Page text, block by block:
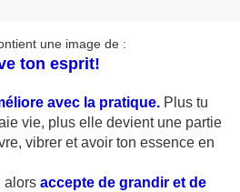
ton esprit!
avec la pratique. Plus tu
vie, plus elle devient une partie
vibrer et avoir ton essence en
alors accepte de grandir et de